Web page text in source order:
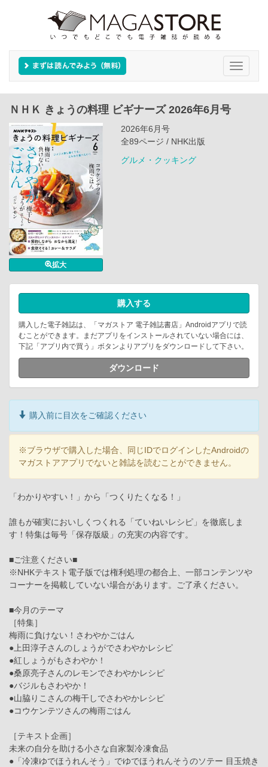
Toggle
ＮＨＫ きょうの料理 ビギナーズ 2026年6月号
拡大
2026年6月号
全89ページ / NHK出版
グルメ・クッキング
購入する
購入した電子雑誌は、「マガストア 電子雑誌書店」Androidアプリで読
むことができます。まだアプリをインストールされていない場合には、
下記「アプリ内で買う」ボタンよりアプリをダウンロードして下さい。
ダウンロード
購入前に目次をご確認ください
※ブラウザで購入した場合、同じIDでログインしたAndroidの
マガストアアプリでないと雑誌を読むことができません。
「わかりやすい！」から「つくりたくなる！」
誰もが確実においしくつくれる「ていねいレシピ」を徹底しま
す！特集は毎号「保存版級」の充実の内容です。
■ご注意ください■
※NHKテキスト電子版では権利処理の都合上、一部コンテンツや
コーナーを掲載していない場合があります。ご了承ください。
■今月のテーマ
［特集］
梅雨に負けない！さわやかごはん
●上田淳子さんのしょうがでさわやかレシピ
●紅しょうがもさわやか！
●桑原亮子さんのレモンでさわやかレシピ
●バジルもさわやか！
●山脇りこさんの梅干しでさわやかレシピ
●コウケンテツさんの梅雨ごはん
［テキスト企画］
未来の自分を助ける小さな自家製冷凍食品
●「冷凍ゆでほうれんそう」でゆでほうれんそうのソテー 目玉焼き